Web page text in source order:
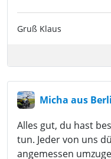
Gruß Klaus
Micha aus
Alles gut, du hast
tun. Jeder von uns
angemessen